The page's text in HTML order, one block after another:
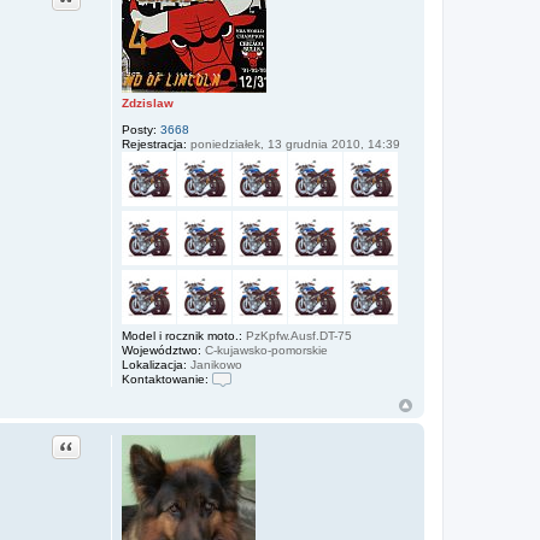
Zdzislaw
Posty: 3668
Rejestracja: poniedziałek, 13 grudnia 2010, 14:39
Model i rocznik moto.: PzKpfw.Ausf.DT-75
Województwo: C-kujawsko-pomorskie
Lokalizacja: Janikowo
Kontaktowanie:
o
n
a
k
t
u
j
Cytuj